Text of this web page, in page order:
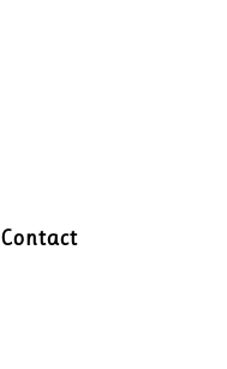
Contact